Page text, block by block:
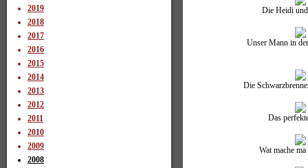
2019
2018
2017
2016
2015
2014
2013
2012
2011
2010
2009
2008
Die Heidi
Unser Mann in
Die
Das
Wat mache